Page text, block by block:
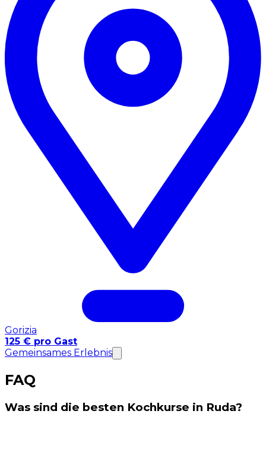
Gorizia
125 € pro Gast
Gemeinsames Erlebnis
FAQ
Was sind die besten Kochkurse in Ruda?